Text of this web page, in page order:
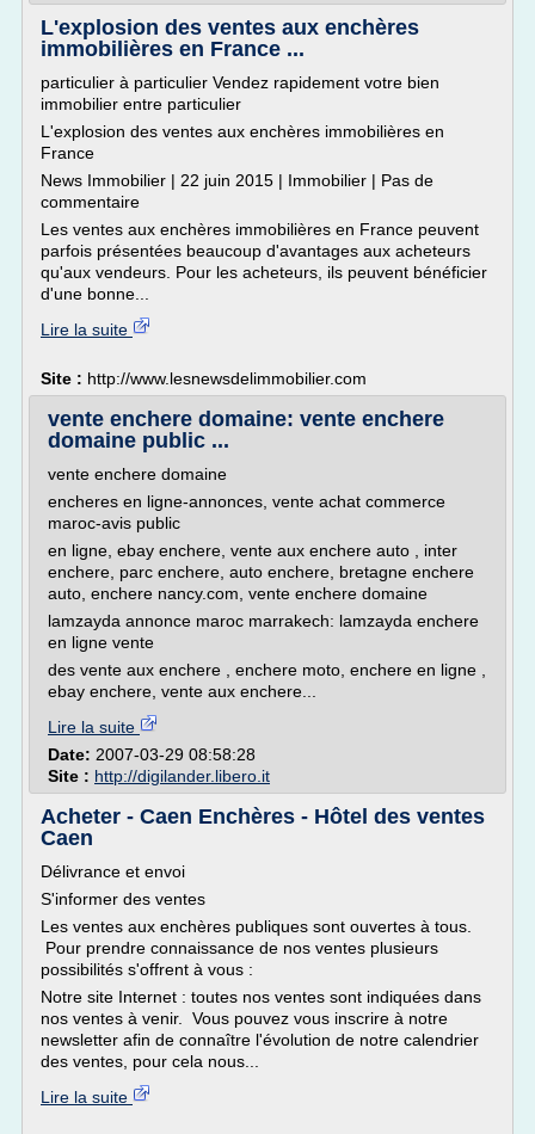
L'explosion des ventes aux enchères
immobilières en France ...
particulier à particulier Vendez rapidement votre bien
immobilier entre particulier
L'explosion des ventes aux enchères immobilières en
France
News Immobilier | 22 juin 2015 | Immobilier | Pas de
commentaire
Les ventes aux enchères immobilières en France peuvent
parfois présentées beaucoup d'avantages aux acheteurs
qu'aux vendeurs. Pour les acheteurs, ils peuvent bénéficier
d'une bonne...
Lire la suite
Site : http://www.lesnewsdelimmobilier.com
vente enchere domaine: vente enchere
domaine public ...
vente enchere domaine
encheres en ligne-annonces, vente achat commerce
maroc-avis public
en ligne, ebay enchere, vente aux enchere auto , inter
enchere, parc enchere, auto enchere, bretagne enchere
auto, enchere nancy.com, vente enchere domaine
lamzayda annonce maroc marrakech: lamzayda enchere
en ligne vente
des vente aux enchere , enchere moto, enchere en ligne ,
ebay enchere, vente aux enchere...
Lire la suite
Date: 2007-03-29 08:58:28
Site : http://digilander.libero.it
Acheter - Caen Enchères - Hôtel des ventes
Caen
Délivrance et envoi
S'informer des ventes
Les ventes aux enchères publiques sont ouvertes à tous.
Pour prendre connaissance de nos ventes plusieurs
possibilités s'offrent à vous :
Notre site Internet : toutes nos ventes sont indiquées dans
nos ventes à venir. Vous pouvez vous inscrire à notre
newsletter afin de connaître l'évolution de notre calendrier
des ventes, pour cela nous...
Lire la suite